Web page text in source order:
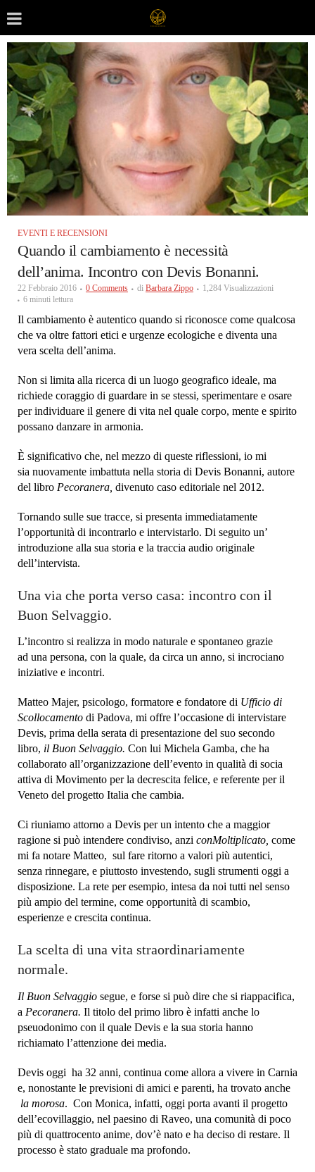
EVENTI E RECENSIONI
Quando il cambiamento è necessità
dell’anima. Incontro con Devis Bonanni.
22 Febbraio 2016 0 Comments di Barbara Zippo
1,284 Visualizzazioni
6 minuti lettura
Il cambiamento è autentico quando si riconosce come qualcosa
che va oltre fattori etici e urgenze ecologiche e diventa una
vera scelta dell’anima.
Non si limita alla ricerca di un luogo geografico ideale, ma
richiede coraggio di guardare in se stessi, sperimentare e osare
per individuare il genere di vita nel quale corpo, mente e spirito
possano danzare in armonia.
È significativo che, nel mezzo di queste riflessioni, io mi
sia nuovamente imbattuta nella storia di Devis Bonanni, autore
del libro Pecoranera, divenuto caso editoriale nel 2012.
Tornando sulle sue tracce, si presenta immediatamente
l’opportunità di incontrarlo e intervistarlo. Di seguito un’
introduzione alla sua storia e la traccia audio originale
dell’intervista.
Una via che porta verso casa: incontro con il
Buon Selvaggio.
L’incontro si realizza in modo naturale e spontaneo grazie
ad una persona, con la quale, da circa un anno, si incrociano
iniziative e incontri.
Matteo Majer, psicologo, formatore e fondatore di Ufficio di
Scollocamento di Padova, mi offre l’occasione di intervistare
Devis, prima della serata di presentazione del suo secondo
libro, il Buon Selvaggio. Con lui Michela Gamba, che ha
collaborato all’organizzazione dell’evento in qualità di socia
attiva di Movimento per la decrescita felice, e referente per il
Veneto del progetto Italia che cambia.
Ci riuniamo attorno a Devis per un intento che a maggior
ragione si può intendere condiviso, anzi conMoltiplicato, come
mi fa notare Matteo, sul fare ritorno a valori più autentici,
senza rinnegare, e piuttosto investendo, sugli strumenti oggi a
disposizione. La rete per esempio, intesa da noi tutti nel senso
più ampio del termine, come opportunità di scambio,
esperienze e crescita continua.
La scelta di una vita straordinariamente
normale.
Il Buon Selvaggio segue, e forse si può dire che si riappacifica,
a Pecoranera. Il titolo del primo libro è infatti anche lo
pseuodonimo con il quale Devis e la sua storia hanno
richiamato l’attenzione dei media.
Devis oggi ha 32 anni, continua come allora a vivere in Carnia
e, nonostante le previsioni di amici e parenti, ha trovato anche
la morosa. Con Monica, infatti, oggi porta avanti il progetto
dell’ecovillaggio, nel paesino di Raveo, una comunità di poco
più di quattrocento anime, dov’è nato e ha deciso di restare. Il
processo è stato graduale ma profondo.